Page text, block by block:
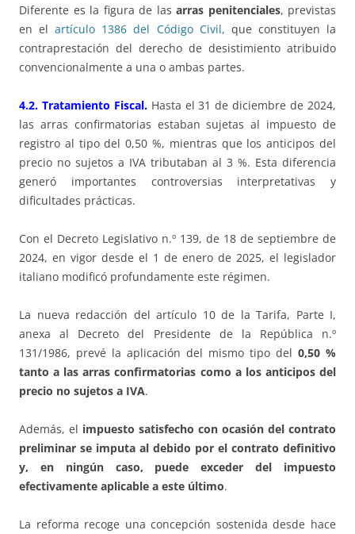
Diferente es la figura de las arras penitenciales, previstas
en elartículo 1386 del Código Civil, que constituyen la
contraprestación del derecho de desistimiento atribuido
convencionalmente a una o ambas partes.
4.2. Tratamiento Fiscal. Hasta el 31 de diciembre de 2024,
las arras confirmatorias estaban sujetas al impuesto de
registro al tipo del 0,50 %, mientras que los anticipos del
precio no sujetos a IVA tributaban al 3 %. Esta diferencia
generó importantes controversias interpretativas y
dificultades prácticas.
Con el Decreto Legislativo n.º 139, de 18 de septiembre de
2024, en vigor desde el 1 de enero de 2025, el legislador
italiano modificó profundamente este régimen.
La nueva redacción del artículo 10 de la Tarifa, Parte I,
anexa al Decreto del Presidente de la República n.º
131/1986, prevé la aplicación del mismo tipo del 0,50 %
tanto a las arras confirmatorias como a los anticipos del
precio no sujetos a IVA.
Además, el impuesto satisfecho con ocasión del contrato
preliminar se imputa al debido por el contrato definitivo
y, en ningún caso, puede exceder del impuesto
efectivamente aplicable a este último.
La reforma recoge una concepción sostenida desde hace